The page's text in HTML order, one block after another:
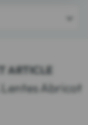
ARTICLE
Abricot